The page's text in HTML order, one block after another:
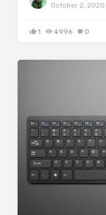
October 2, 2020
1 4996 0